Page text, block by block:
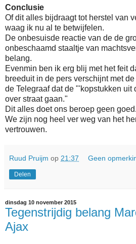
Conclusie
Of dit alles bijdraagt tot herstel van
waag ik nu al te betwijfelen.
De onbesuisde reactie van de de
onbeschaamd staaltje van
belang.
Evenmin ben ik erg blij met het feit
breeduit in de pers verschijnt met
de Telegraaf dat de "'kopstukken uit
over straat gaan."
Dit alles doet ons beroep geen goed.
We zijn nog heel ver weg van het
vertrouwen.
Ruud Pruijm op 21:37 Geen
Delen
dinsdag 10 november 2015
Tegenstrijdig belang
Ajax